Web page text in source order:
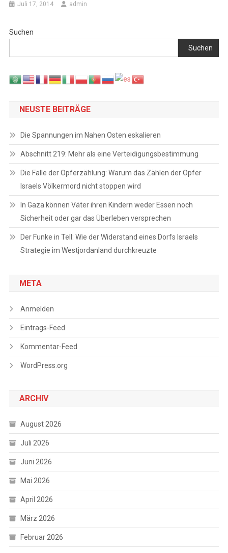
Juli 17, 2014 admin
Suchen
Suchen
NEUSTE BEITRÄGE
Die Spannungen im Nahen Osten eskalieren
Abschnitt 219: Mehr als eine Verteidigungsbestimmung
Die Falle der Opferzählung: Warum das Zählen der Opfer
Israels Völkermord nicht stoppen wird
In Gaza können Väter ihren Kindern weder Essen noch
Sicherheit oder gar das Überleben versprechen
Der Funke in Tell: Wie der Widerstand eines Dorfs Israels
Strategie im Westjordanland durchkreuzte
META
Anmelden
Eintrags-Feed
Kommentar-Feed
WordPress.org
ARCHIV
August 2026
Juli 2026
Juni 2026
Mai 2026
April 2026
März 2026
Februar 2026